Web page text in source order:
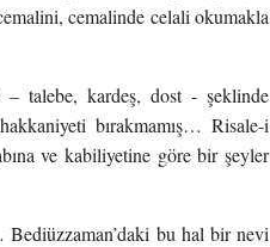
cemalinde celali okumakla
– talebe, kardeş, dost - şeklinde
bırakmamış… Risale-i
ve kabiliyetine göre bir şeyler
Bediüzzaman’daki bu hal bir nevi